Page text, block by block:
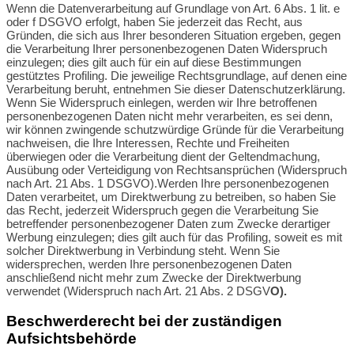
Wenn die Datenverarbeitung auf Grundlage von Art. 6 Abs. 1 lit. e
oder f DSGVO erfolgt, haben Sie jederzeit das Recht, aus
Gründen, die sich aus Ihrer besonderen Situation ergeben, gegen
die Verarbeitung Ihrer personenbezogenen Daten Widerspruch
einzulegen; dies gilt auch für ein auf diese Bestimmungen
gestütztes Profiling. Die jeweilige Rechtsgrundlage, auf denen eine
Verarbeitung beruht, entnehmen Sie dieser Datenschutzerklärung.
Wenn Sie Widerspruch einlegen, werden wir Ihre betroffenen
personenbezogenen Daten nicht mehr verarbeiten, es sei denn,
wir können zwingende schutzwürdige Gründe für die Verarbeitung
nachweisen, die Ihre Interessen, Rechte und Freiheiten
überwiegen oder die Verarbeitung dient der Geltendmachung,
Ausübung oder Verteidigung von Rechtsansprüchen (Widerspruch
nach Art. 21 Abs. 1 DSGVO).Werden Ihre personenbezogenen
Daten verarbeitet, um Direktwerbung zu betreiben, so haben Sie
das Recht, jederzeit Widerspruch gegen die Verarbeitung Sie
betreffender personenbezogener Daten zum Zwecke derartiger
Werbung einzulegen; dies gilt auch für das Profiling, soweit es mit
solcher Direktwerbung in Verbindung steht. Wenn Sie
widersprechen, werden Ihre personenbezogenen Daten
anschließend nicht mehr zum Zwecke der Direktwerbung
verwendet (Widerspruch nach Art. 21 Abs. 2 DSGVO).
Beschwerderecht bei der zuständigen
Aufsichtsbehörde